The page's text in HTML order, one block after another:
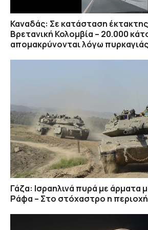
Καναδάς: Σε κατάσταση
Βρετανική Κολομβία – 20.000
απομακρύνονται λόγω πυρκαγιάς
Γάζα: Ισραηλινά πυρά με άρματα
Ράφα – Στο στόχαστρο η